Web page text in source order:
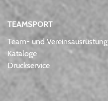
TEAMSPORT
Team- und Vereinsausrüstung
Kataloge
Druckservice